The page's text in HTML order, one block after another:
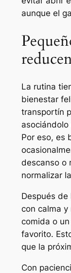
aunque el
La rutina
bienestar
transportín
Por eso, es
descanso o
normalizar
Después
con calma y
comida o
favorito.
que la
Con